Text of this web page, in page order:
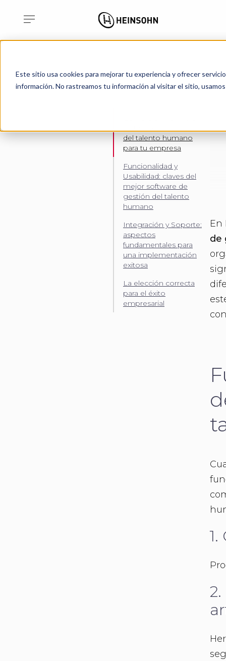
Este sitio usa cookies para mejorar tu experiencia y ofrecer
información. No rastreamos tu información al visitar el sitio,
En
de
Tabla de
contenidos
del talento humano
para tu empresa
Funcionalidad y
Usabilidad: claves del
mejor software de
gestión del talento
humano
Integración y Soporte:
aspectos
fundamentales para
una implementación
exitosa
La elección correcta
para el éxito
empresarial